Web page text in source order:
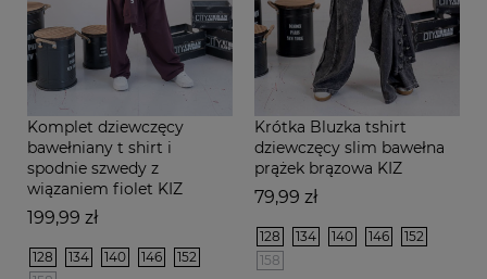
Komplet dziewczęcy
bawełniany t shirt i
spodnie szwedy z
wiązaniem fiolet KIZ
Cena
199,99 zł
128 134 140 146
152
Krótka Bluzka tshirt
dziewczęcy slim bawełna
prążek brązowa KIZ
Cena
79,99 zł
128 134 140 146
152
158